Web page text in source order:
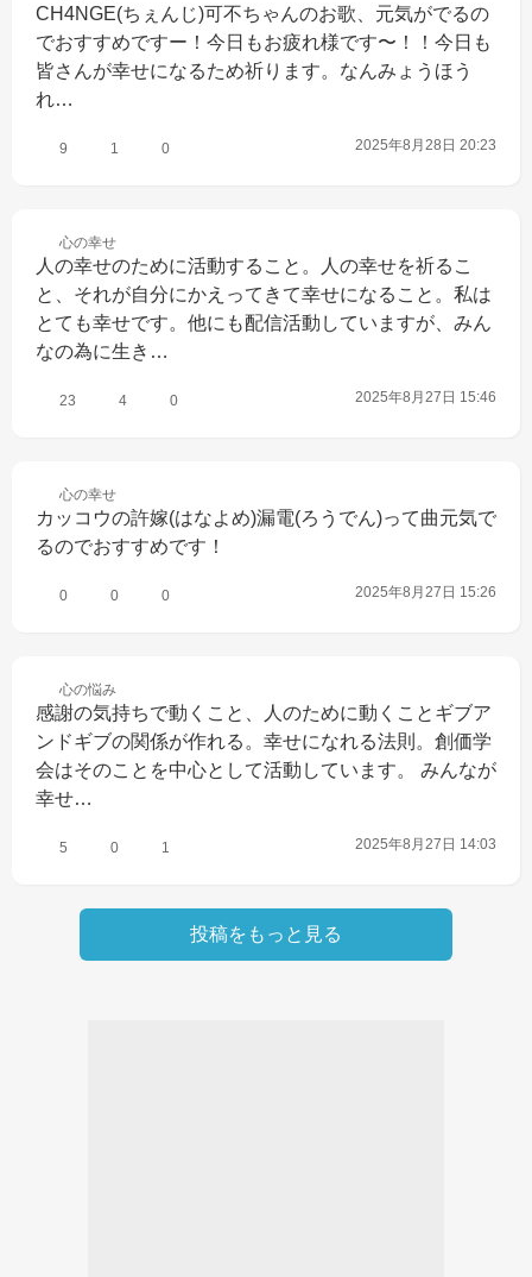
CH4NGE(ちぇんじ)可不ちゃんのお歌、元気がでるの
でおすすめですー！今日もお疲れ様です〜！！今日も
皆さんが幸せになるため祈ります。なんみょうほう
れ…
9 1 0 2025年8月28日 20:23
心の幸せ
人の幸せのために活動すること。人の幸せを祈るこ
と、それが自分にかえってきて幸せになること。私は
とても幸せです。他にも配信活動していますが、みん
なの為に生き…
23 4 0 2025年8月27日 15:46
心の幸せ
カッコウの許嫁(はなよめ)漏電(ろうでん)って曲元気で
るのでおすすめです！
0 0 0 2025年8月27日 15:26
心の悩み
感謝の気持ちで動くこと、人のために動くことギブア
ンドギブの関係が作れる。幸せになれる法則。創価学
会はそのことを中心として活動しています。 みんなが
幸せ…
5 0 1 2025年8月27日 14:03
投稿をもっと見る